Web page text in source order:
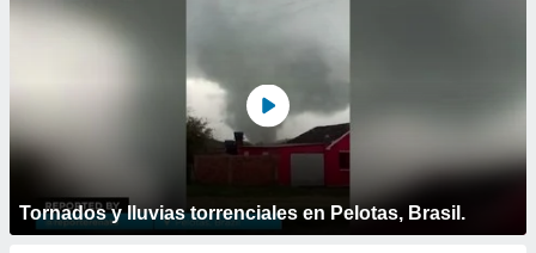
Tornados y lluvias torrenciales en Pelotas, Brasil.